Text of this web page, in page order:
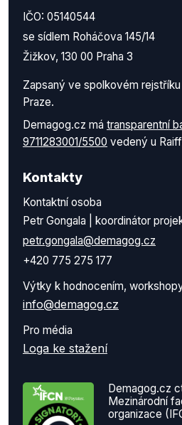
IČO: 05140544
se sídlem Roháčova 145/14
Žižkov, 130 00 Praha 3
Zapsaný ve spolkovém
Praze.
Demagog.cz má transparentní
9711283001/5500 vedený u
Kontakty
Kontaktní osoba
Petr Gongala | koordinátor
petr.gongala@demagog.cz
+420 775 275 177
Výtky k hodnocením,
info@demagog.cz
Pro média
Loga ke stažení
Demagog.cz
Mezinárodní
organizace